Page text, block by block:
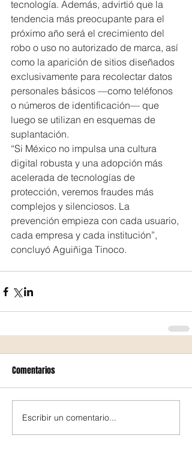
tecnología. Además, advirtió que la
tendencia más preocupante para el
próximo año será el crecimiento del
robo o uso no autorizado de marca, así
como la aparición de sitios diseñados
exclusivamente para recolectar datos
personales básicos —como teléfonos
o números de identificación— que
luego se utilizan en esquemas de
suplantación.
“Si México no impulsa una cultura
digital robusta y una adopción más
acelerada de tecnologías de
protección, veremos fraudes más
complejos y silenciosos. La
prevención empieza con cada usuario,
cada empresa y cada institución”,
concluyó Aguiñiga Tinoco.
Comentarios
Escribir un comentario...